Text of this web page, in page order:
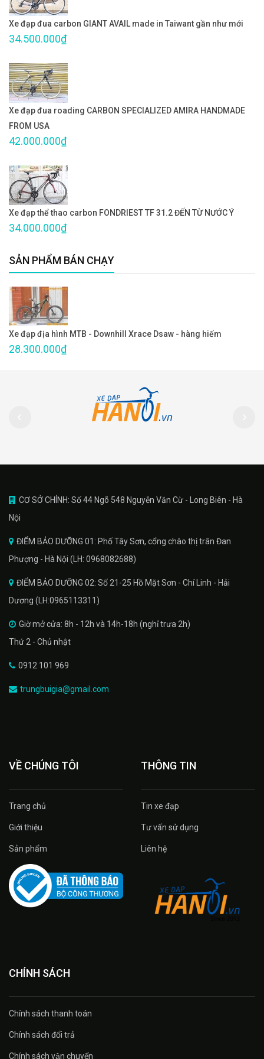
Xe đạp đua carbon GIANT AVAIL made in Taiwant gần như mới
34.500.000₫
Xe đạp đua roading CARBON SPECIALIZED AMIRA HANDMADE
FROM USA
42.000.000₫
Xe đạp thể thao carbon FONDRIEST TF 31.2 ĐẾN TỪ NƯỚC Ý
34.000.000₫
SẢN PHẨM BÁN CHẠY
Xe đạp địa hình MTB - Downhill Xrace Dsaw - hàng hiếm
28.300.000₫
CƠ SỞ CHÍNH: Số 44 Ngõ 548 Nguyễn Văn Cừ - Long Biên - Hà
Nội
ĐIỂM BẢO DƯỠNG 01: Phố Tây Sơn, cổng chào thị trân Đan
Phượng - Hà Nội (LH: 0968082688)
ĐIỂM BẢO DƯỠNG 02: Số 21-25 Hồ Mặt Sơn - Chí Linh - Hải
Dương (LH:0965113311)
Giờ mở cửa: 8h - 12h và 14h-18h (nghỉ trưa 2h)
Thứ 2 - Chủ nhật
0912 101 969
trungbuigia@gmail.com
VỀ CHÚNG TÔI
Trang chủ
Giới thiệu
Sản phẩm
THÔNG TIN
Tin xe đạp
Tư vấn sử dụng
Liên hệ
CHÍNH SÁCH
Chính sách thanh toán
Chính sách đổi trả
Chính sách vận chuyển